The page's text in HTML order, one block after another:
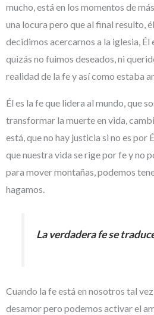
mucho, está en los momentos de
una locura pero que al final resulto,
decidimos acercarnos a la iglesia, Él
quizás no fuimos deseados, ni
realidad de la fe y así como estaba
Él es la fe que lidera al mundo, que
transformar la muerte en vida,
está, que no hay justicia si no es por
que nuestra vida se rige por fe y no
para mover montañas, podemos
hagamos.
La verdadera fe se
Cuando la fe está en nosotros tal
desamor pero podemos activar el